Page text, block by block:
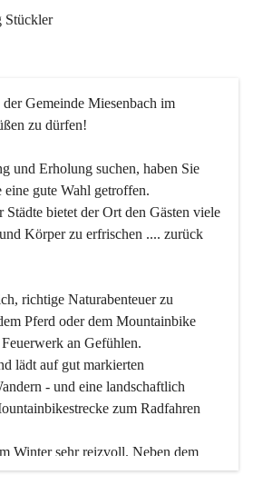
Stückler
Gemeinde Miesenbach im
zu dürfen!
und Erholung suchen, haben Sie
eine gute Wahl getroffen.
bietet der Ort den Gästen viele
Körper zu erfrischen .... zurück
richtige Naturabenteuer zu
Pferd oder dem Mountainbike
an Gefühlen.
lädt auf gut markierten
- und eine landschaftlich
zum Radfahren
Winter sehr reizvoll. Neben dem
auf dem nahe gelegenen Unterberg